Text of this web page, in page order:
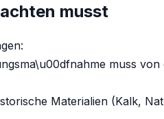
musst
muss
Materialien (Kalk,